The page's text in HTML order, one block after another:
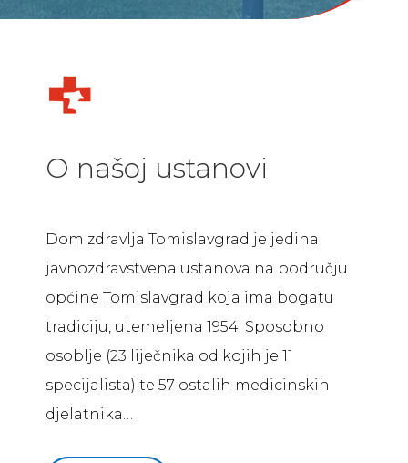
O našoj ustanovi
Dom zdravlja Tomislavgrad je jedina
javnozdravstvena ustanova na području
općine Tomislavgrad koja ima bogatu
tradiciju, utemeljena 1954. Sposobno
osoblje (23 liječnika od kojih je 11
specijalista) te 57 ostalih medicinskih
djelatnika…